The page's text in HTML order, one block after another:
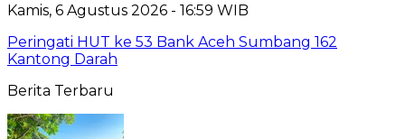
Kamis, 6 Agustus 2026 - 16:59 WIB
Peringati HUT ke 53 Bank Aceh Sumbang 162
Kantong Darah
Berita Terbaru